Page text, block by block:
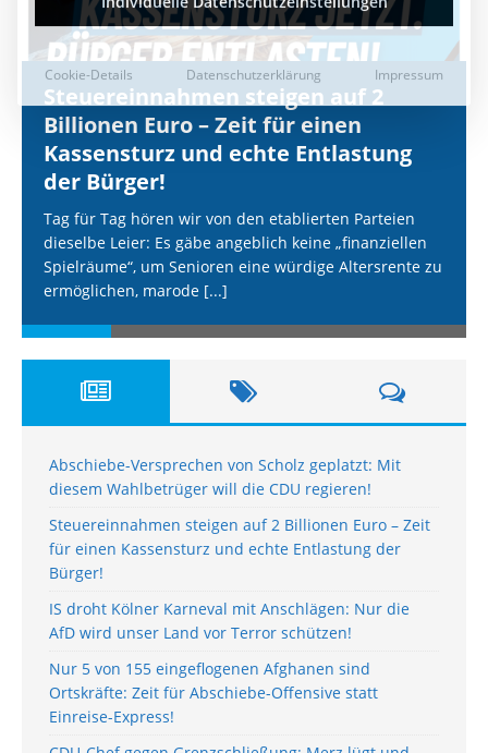
Steuereinnahmen steigen auf 2
Billionen Euro – Zeit für einen
Kassensturz und echte Entlastung
der Bürger!
Tag für Tag hören wir von den etablierten Parteien
dieselbe Leier: Es gäbe angeblich keine „finanziellen
Spielräume“, um Senioren eine würdige Altersrente zu
ermöglichen, marode [...]
Abschiebe-Versprechen von Scholz geplatzt: Mit
diesem Wahlbetrüger will die CDU regieren!
Steuereinnahmen steigen auf 2 Billionen Euro – Zeit
für einen Kassensturz und echte Entlastung der
Bürger!
IS droht Kölner Karneval mit Anschlägen: Nur die
AfD wird unser Land vor Terror schützen!
Nur 5 von 155 eingeflogenen Afghanen sind
Ortskräfte: Zeit für Abschiebe-Offensive statt
Einreise-Express!